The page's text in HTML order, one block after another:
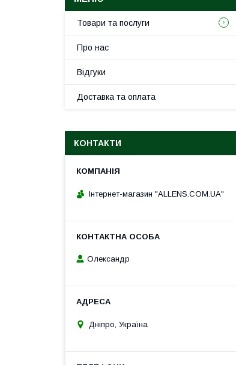
Товари та послуги
Про нас
Відгуки
Доставка та оплата
КОНТАКТИ
Інтернет-магазин "ALLENS.COM.UA"
Олександр
Дніпро, Україна